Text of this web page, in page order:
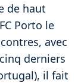
de haut
Porto le
avec
derniers
il fait